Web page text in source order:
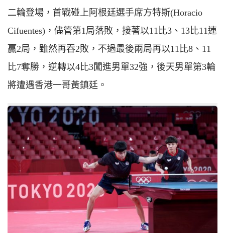
二輪登場，首戰碰上阿根廷選手席方特斯(Horacio
Cifuentes)，儘管第1局落敗，接著以11比3、13比11連
贏2局，雖然再吞2敗，不過最後兩局再以11比8、11
比7奪勝，逆轉以4比3闖進男單32強，後天男單第3輪
將遭遇香港一哥黃鎮廷。